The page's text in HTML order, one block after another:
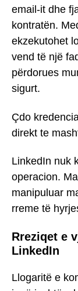
email-it dhe
kontratën.
ekzekutohet
vend të një
përdorues
sigurt.
Çdo
direkt te
LinkedIn nuk
operacion.
manipuluar
rreme të
Rreziqet e
LinkedIn
Llogaritë e